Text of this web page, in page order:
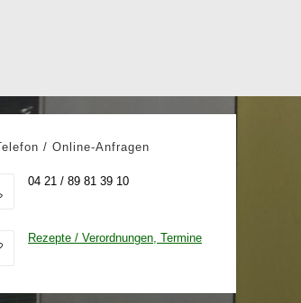
/ Online-Anfragen
04 21 / 89 81 39 10
Rezepte / Verordnungen, Termine